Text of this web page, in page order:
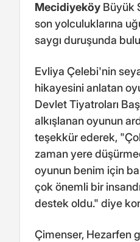
Mecidiyeköy Büyük
son yolculuklarına
saygı duruşunda
Evliya Çelebi'nin
hikayesini anlatan
Devlet Tiyatroları
alkışlanan oyunun
teşekkür ederek,
zaman yere
oyunun benim için
çok önemli bir
destek oldu." diye
Çimenser, Hezarfen